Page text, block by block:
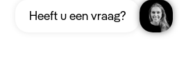
Download nu
Heeft u een vraag?